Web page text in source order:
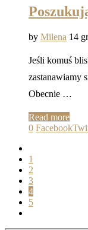
by Milena 14
Jeśli komuś
zastanawiamy
Obecnie …
Read more
0 Facebook
1
2
3
4
5